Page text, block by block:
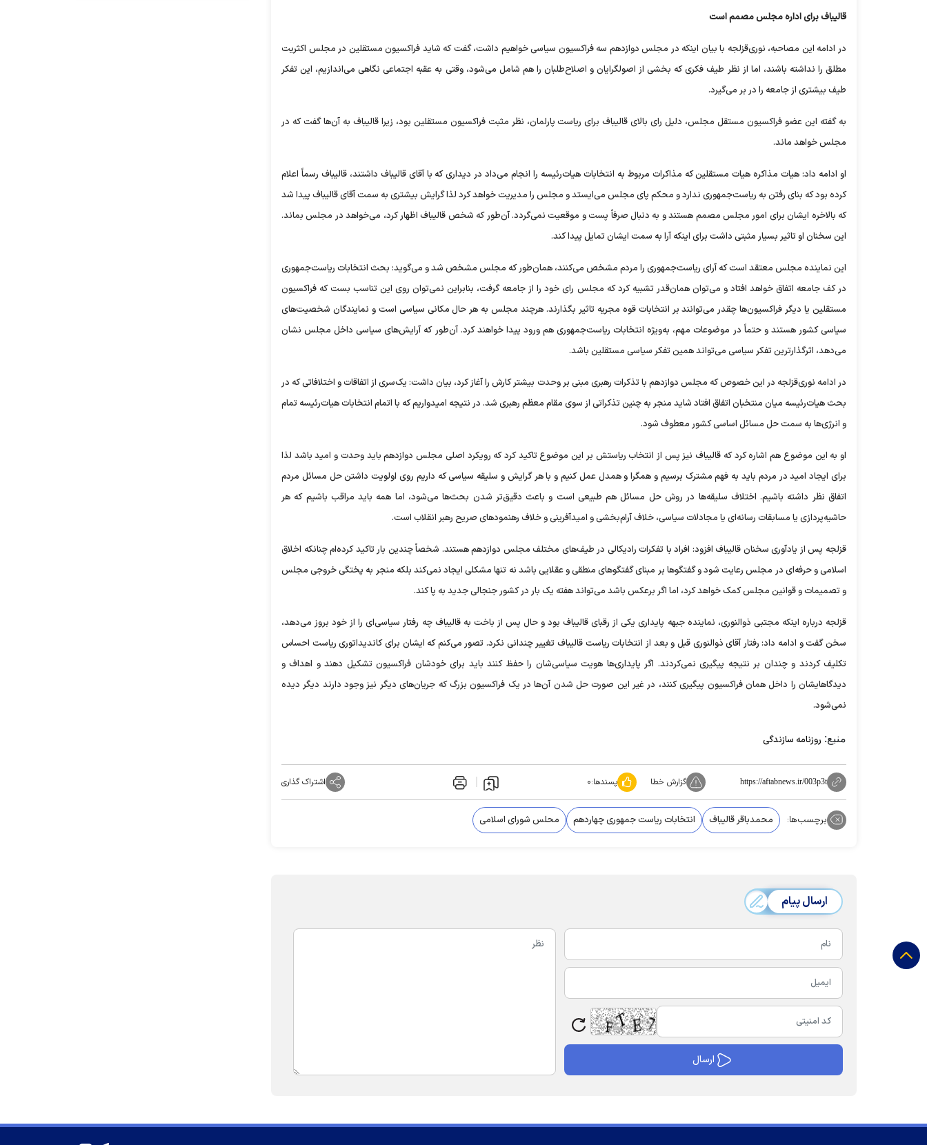
قالیباف برای اداره مجلس مصمم است
در ادامه این مصاحبه، نوری‌قزلجه با بیان اینکه در مجلس دوازدهم سه فراکسیون سیاسی خواهیم داشت، گفت که شاید فراکسیون مستقلین در مجلس اکثریت
مطلق را نداشته باشند، اما از نظر طیف فکری که بخشی از اصولگرایان و اصلاح‌طلبان را هم شامل می‌شود، وقتی به عقبه اجتماعی نگاهی می‌اندازیم، این تفکر
طیف بیشتری از جامعه را در بر می‌گیرد.
به گفته این عضو فراکسیون مستقل مجلس، دلیل رای بالای قالیباف برای ریاست پارلمان، نظر مثبت فراکسیون مستقلین بود، زیرا قالیباف به آن‌ها گفت که در
مجلس خواهد ماند.
او ادامه داد: هیات مذاکره هیات مستقلین که مذاکرات مربوط به انتخابات هیات‌رئیسه را انجام می‌داد در دیداری که با آقای قالیباف داشتند، قالیباف رسماً اعلام
کرده بود که بنای رفتن به ریاست‌جمهوری ندارد و محکم پای مجلس می‌ایستد و مجلس را مدیریت خواهد کرد لذا گرایش بیشتری به سمت آقای قالیباف پیدا شد
که بالاخره ایشان برای امور مجلس مصمم هستند و به دنبال صرفاً پست و موقعیت نمی‌گردد. آن‌طور که شخص قالیباف اظهار کرد، می‌خواهد در مجلس بماند.
این سخنان او تاثیر بسیار مثبتی داشت برای اینکه آرا به سمت ایشان تمایل پیدا کند.
این نماینده مجلس معتقد است که آرای ریاست‌جمهوری را مردم مشخص می‌کنند، همان‌طور که مجلس مشخص شد و می‌گوید: بحث انتخابات ریاست‌جمهوری
در کف جامعه اتفاق خواهد افتاد و می‌توان همان‌قدر تشبیه کرد که مجلس رای خود را از جامعه گرفت، بنابراین نمی‌توان روی این تناسب بست که فراکسیون
مستقلین یا دیگر فراکسیون‌ها چقدر می‌توانند بر انتخابات قوه مجریه تاثیر بگذارند. هرچند مجلس به هر حال مکانی سیاسی است و نمایندگان شخصیت‌های
سیاسی کشور هستند و حتماً در موضوعات مهم، به‌ویژه انتخابات ریاست‌جمهوری هم ورود پیدا خواهند کرد. آن‌طور که آرایش‌های سیاسی داخل مجلس نشان
می‌دهد، اثرگذارترین تفکر سیاسی می‌تواند همین تفکر سیاسی مستقلین باشد.
در ادامه نوری‌قزلجه در این خصوص که مجلس دوازدهم با تذکرات رهبری مبنی بر وحدت بیشتر کارش را آغاز کرد، بیان داشت: یک‌سری از اتفاقات و اختلافاتی که در
بحث هیات‌رئیسه میان منتخبان اتفاق افتاد شاید منجر به چنین تذکراتی از سوی مقام معظم رهبری شد. در نتیجه امیدواریم که با اتمام انتخابات هیات‌رئیسه تمام
و انرژی‌ها به سمت حل مسائل اساسی کشور معطوف شود.
او به این موضوع هم اشاره کرد که قالیباف نیز پس از انتخاب ریاستش بر این موضوع تاکید کرد که رویکرد اصلی مجلس دوازدهم باید وحدت و امید باشد لذا
برای ایجاد امید در مردم باید به فهم مشترک برسیم و همگرا و همدل عمل کنیم و با هر گرایش و سلیقه سیاسی که داریم روی اولویت داشتن حل مسائل مردم
اتفاق نظر داشته باشیم. اختلاف سلیقه‌ها در روش حل مسائل هم طبیعی است و باعث دقیق‌تر شدن بحث‌ها می‌شود، اما همه باید مراقب باشیم که هر
حاشیه‌پردازی یا مسابقات رسانه‌ای یا مجادلات سیاسی، خلاف آرام‌بخشی و امیدآفرینی و خلاف رهنمود‌های صریح رهبر انقلاب است.
قزلجه پس از یادآوری سخنان قالیباف افزود: افراد با تفکرات رادیکالی در طیف‌های مختلف مجلس دوازدهم هستند. شخصاً چندین بار تاکید کرده‌ام چنانکه اخلاق
اسلامی و حرفه‌ای در مجلس رعایت شود و گفتگو‌ها بر مبنای گفتگو‌های منطقی و عقلایی باشد نه تنها مشکلی ایجاد نمی‌کند بلکه منجر به پختگی خروجی مجلس
و تصمیمات و قوانین مجلس کمک خواهد کرد، اما اگر برعکس باشد می‌تواند هفته یک بار در کشور جنجالی جدید به پا کند.
قزلجه درباره اینکه مجتبی ذوالنوری، نماینده جبهه پایداری یکی از رقبای قالیباف بود و حال پس از باخت به قالیباف چه رفتار سیاسی‌ای را از خود بروز می‌دهد،
سخن گفت و ادامه داد: رفتار آقای ذوالنوری قبل و بعد از انتخابات ریاست قالیباف تغییر چندانی نکرد. تصور می‌کنم که ایشان برای کاندیداتوری ریاست احساس
تکلیف کردند و چندان بر نتیجه پیگیری نمی‌کردند. اگر پایداری‌ها هویت سیاسی‌شان را حفظ کنند باید برای خودشان فراکسیون تشکیل دهند و اهداف و
دیدگاهایشان را داخل همان فراکسیون پیگیری کنند، در غیر این صورت حل شدن آن‌ها در یک فراکسیون بزرگ که جریان‌های دیگر نیز وجود دارند دیگر دیده
نمی‌شود.
منبع: روزنامه سازندگی
https://aftabnews.ir/003p3t گزارش خطا پسندها:۰ اشتراک گذاری
برچسب‌ها: محمدباقر قالیباف انتخابات ریاست جمهوری چهاردهم محلس شورای اسلامی
ارسال پیام